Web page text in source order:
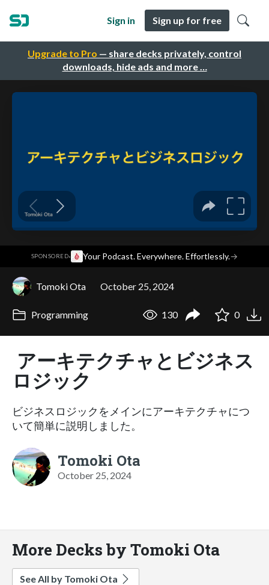
Upgrade to Pro — share decks privately, control
downloads, hide ads and more …
Sign in Sign up for free
SPONSORED· Your Podcast. Everywhere. Effortlessly.→
Tomoki Ota October 25, 2024
Programming 130 0
アーキテクチャとビジネス
ロジック
ビジネスロジックをメインにアーキテクチャにつ
いて簡単に説明しました。
Tomoki Ota
October 25, 2024
More Decks by Tomoki Ota
See All by Tomoki Ota